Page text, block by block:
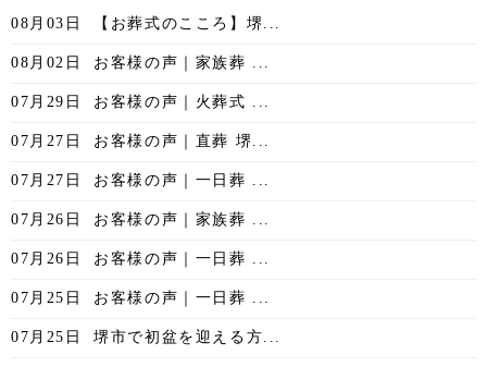
08月03日 【お葬式のこころ】堺...
08月02日 お客様の声｜家族葬 ...
07月29日 お客様の声｜火葬式 ...
07月27日 お客様の声｜直葬 堺...
07月27日 お客様の声｜一日葬 ...
07月26日 お客様の声｜家族葬 ...
07月26日 お客様の声｜一日葬 ...
07月25日 お客様の声｜一日葬 ...
07月25日 堺市で初盆を迎える方...